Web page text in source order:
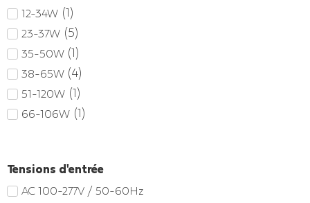
12-34W (1)
23-37W (5)
35-50W (1)
38-65W (4)
51-120W (1)
66-106W (1)
Tensions d'entrée
AC 100-277V / 50-60Hz